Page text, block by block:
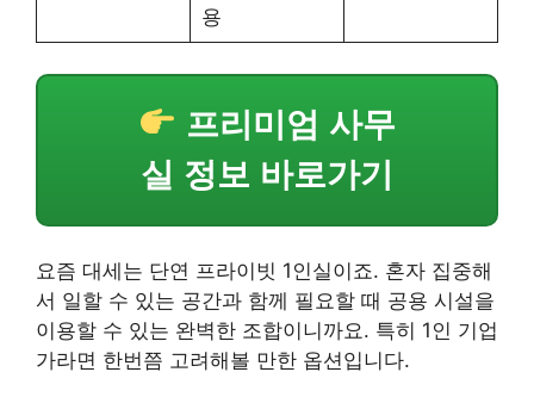
용
프리미엄 사무
실 정보 바로가기
요즘 대세는 단연 프라이빗 1인실이죠. 혼자 집중해
서 일할 수 있는 공간과 함께 필요할 때 공용 시설을
이용할 수 있는 완벽한 조합이니까요. 특히 1인 기업
가라면 한번쯤 고려해볼 만한 옵션입니다.